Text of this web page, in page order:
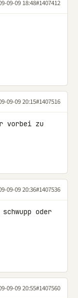
09-09 18:48#1407412
09-09 20:15#1407516
vorbei zu
09-09 20:36#1407536
oder
09-09 20:55#1407560